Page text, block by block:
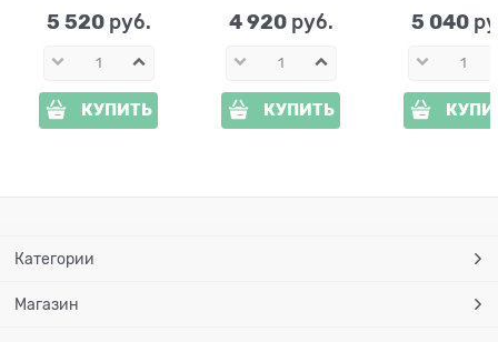
5 520 руб.
КУПИТЬ
4 920 руб.
КУПИТЬ
5 040
Категории
Магазин